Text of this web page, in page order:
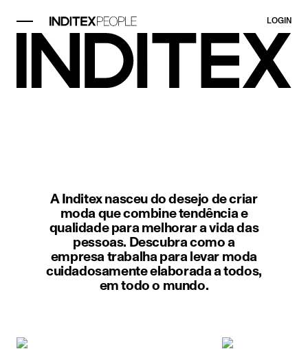
LOGIN
A Inditex nasceu do desejo de criar
moda que combine tendência e
qualidade para melhorar a vida das
pessoas. Descubra como a
empresa trabalha para levar moda
cuidadosamente elaborada a todos,
em todo o mundo.